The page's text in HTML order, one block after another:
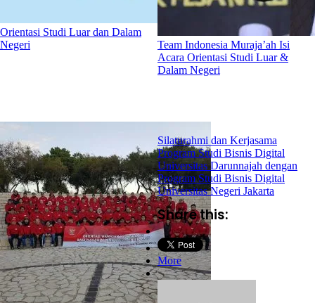
Orientasi Studi Luar dan Dalam
Negeri
Team Indonesia Muraja’ah Isi
Acara Orientasi Studi Luar &
Dalam Negeri
Silaturahmi dan Kerjasama
Program Studi Bisnis Digital
Universitas Darunnajah dengan
Program Studi Bisnis Digital
Universitas Negeri Jakarta
Share this:
More